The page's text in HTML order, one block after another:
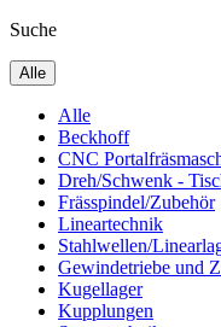
Suche
Alle
Alle
Beckhoff
CNC
Dreh/Schwenk -
Frässpindel/Zubehör
Lineartechnik
Stahlwellen/
Gewindetriebe und
Kugellager
Kupplungen